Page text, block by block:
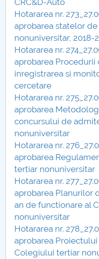
Proiect PRIM STUD
Proiect SU-ETIC
Protecția datelor
UNIVERSITATE
IOSUD/CSUD-
Comisie de etica
Evenimente CUP
Accesibilitate pentru
Raportul Conducerii
privind
2024
Parteneri CUP
CRC&D-Auto
Hotararea nr.
aprobarea statelor
nonuniversitar, 2018-
Hotararea nr.
aprobarea
inregistrarea si
cercetare
Hotararea nr.
aprobarea
concursului de
nonuniversitar
Hotararea nr.
aprobarea
tertiar nonuniversitar
Hotararea nr.
aprobarea Planurilor
an de functionare al
nonuniversitar
Hotararea nr.
aprobarea
Colegiului tertiar